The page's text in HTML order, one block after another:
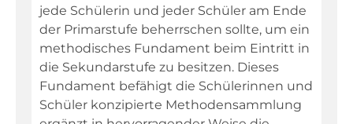
jede Schülerin und jeder Schüler am Ende
der Primarstufe beherrschen sollte, um ein
methodisches Fundament beim Eintritt in
die Sekundarstufe zu besitzen. Dieses
Fundament befähigt die Schülerinnen und
Schüler konzipierte Methodensammlung